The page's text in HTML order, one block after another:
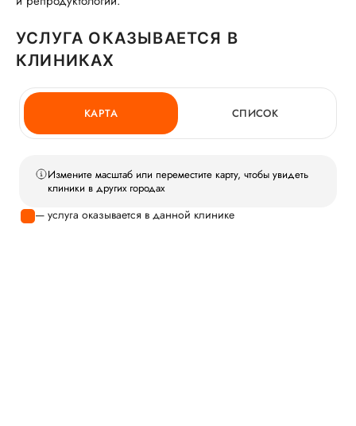
УСЛУГА ОКАЗЫВАЕТСЯ В
КЛИНИКАХ
КАРТА СПИСОК
Измените масштаб или переместите карту, чтобы увидеть
клиники в других городах
— услуга оказывается в данной клинике